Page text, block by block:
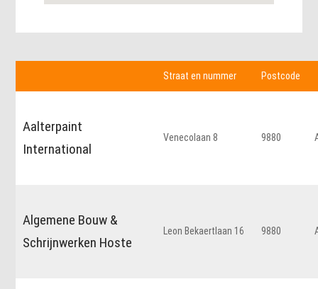
Straat en nummer Postcode
Aalterpaint
International
Venecolaan 8 9880
Algemene Bouw &
Schrijnwerken Hoste
Leon Bekaertlaan 16 9880